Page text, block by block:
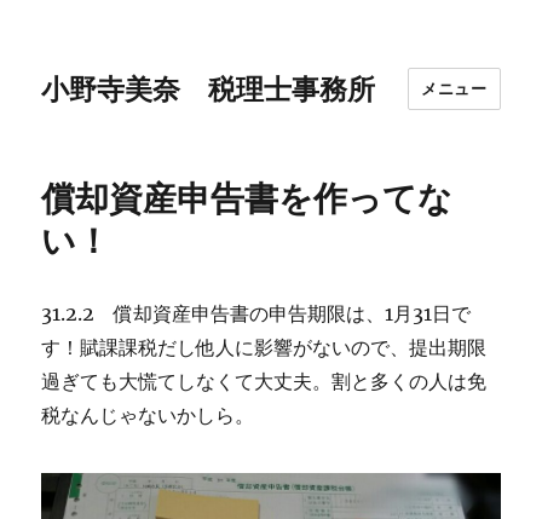
小野寺美奈 税理士事務所 メニュー
償却資産申告書を作ってな
い！
31.2.2 償却資産申告書の申告期限は、1月31日で
す！賦課課税だし他人に影響がないので、提出期限
過ぎても大慌てしなくて大丈夫。割と多くの人は免
税なんじゃないかしら。